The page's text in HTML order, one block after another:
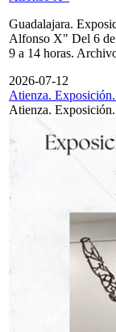
Guadalajara.
Alfonso X" Del 6 de
9 a 14 horas.
2026-07-12
Atienza.
Atienza.